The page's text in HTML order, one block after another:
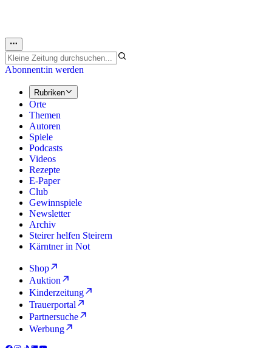
Abonnent:in werden
Rubriken
Orte
Themen
Autoren
Spiele
Podcasts
Videos
Rezepte
E-Paper
Club
Gewinnspiele
Newsletter
Archiv
Steirer helfen Steirern
Kärntner in Not
Shop
Auktion
Kinderzeitung
Trauerportal
Partnersuche
Werbung